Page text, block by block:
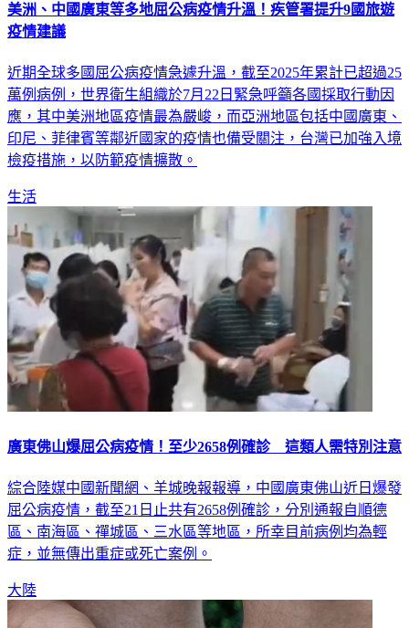
美洲、中國廣東等多地屈公病疫情升溫！疾管署提升9國旅遊
疫情建議
近期全球多國屈公病疫情急遽升溫，截至2025年累計已超過25
萬例病例，世界衛生組織於7月22日緊急呼籲各國採取行動因
應，其中美洲地區疫情最為嚴峻，而亞洲地區包括中國廣東、
印尼、菲律賓等鄰近國家的疫情也備受關注，台灣已加強入境
檢疫措施，以防範疫情擴散。
生活
廣東佛山爆屈公病疫情！至少2658例確診 這類人需特別注意
綜合陸媒中國新聞網、羊城晚報報導，中國廣東佛山近日爆發
屈公病疫情，截至21日止共有2658例確診，分別通報自順德
區、南海區、禪城區、三水區等地區，所幸目前病例均為輕
症，並無傳出重症或死亡案例。
大陸